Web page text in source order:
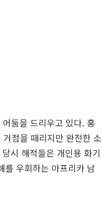
둠을 드리우고 있다. 홍
점을 때리지만 완전한 소
시 해적들은 개인용 화기
를 우회하는 아프리카 남